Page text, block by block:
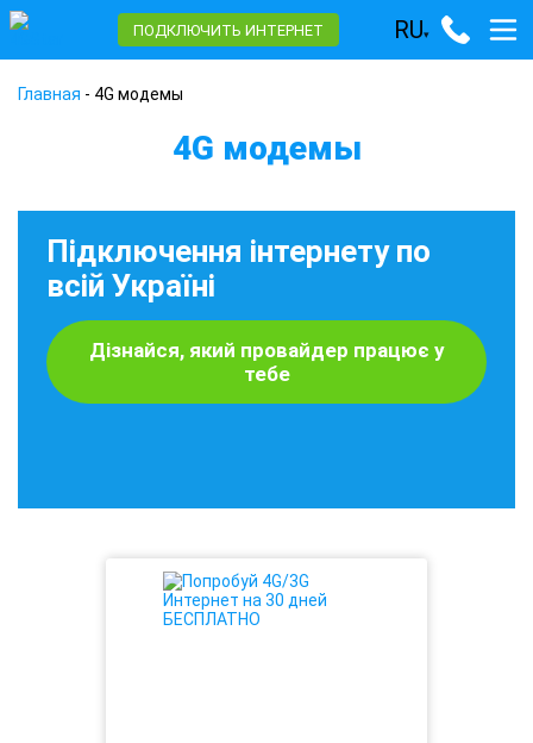
ПОДКЛЮЧИТЬ ИНТЕРНЕТ RU▾
Главная - 4G модемы
4G модемы
Підключення інтернету по
всій Україні
Дізнайся, який провайдер працює у
тебе